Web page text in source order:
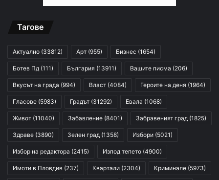
Тагове
Актуално (33812) Арт (955) Бизнес (1654)
Ботев Пд (111) България (13911) Вашите писма (206)
Вкусът на града (994) Власт (4084) Героите на деня (1964)
Гласове (5983) Градът (31292) Евала (1068)
Живот (11040) Забавление (8401) Забравеният град (1825)
Здраве (3890) Зелен град (1358) Избори (5021)
Избор на редактора (2415) Изпод тепето (4900)
Имоти в Пловдив (237) Квартали (2304) Криминале (5973)